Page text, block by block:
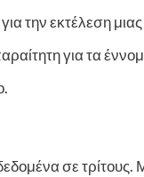
την εκτέλεση
για τα
σε τρίτους.